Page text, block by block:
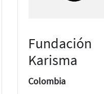
Fundación
Karisma
Colombia